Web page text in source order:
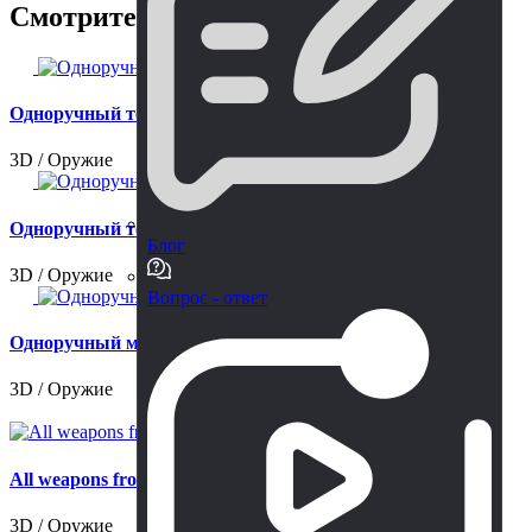
Блог
Вопрос - ответ
Смотрите также
Одноручный топор
3D / Оружие
Одноручный топор
3D / Оружие
Одноручный меч
3D / Оружие
All weapons from The Forest Part 1
3D / Оружие